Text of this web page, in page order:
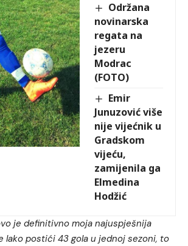
Održana
novinarska
regata na
jezeru
Modrac
(FOTO)
Emir
Junuzović više
nije vijećnik u
Gradskom
vijeću,
zamijenila ga
Elmedina
Hodžić
je definitivno moja najuspješnija
lako postići 43 gola u jednoj sezoni, to